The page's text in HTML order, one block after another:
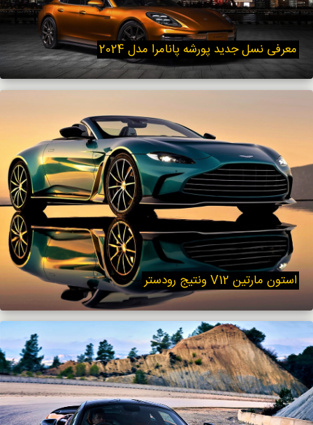
معرفی نسل جدید پورشه پانامرا مدل 2024
استون مارتین V12 ونتیج رودستر